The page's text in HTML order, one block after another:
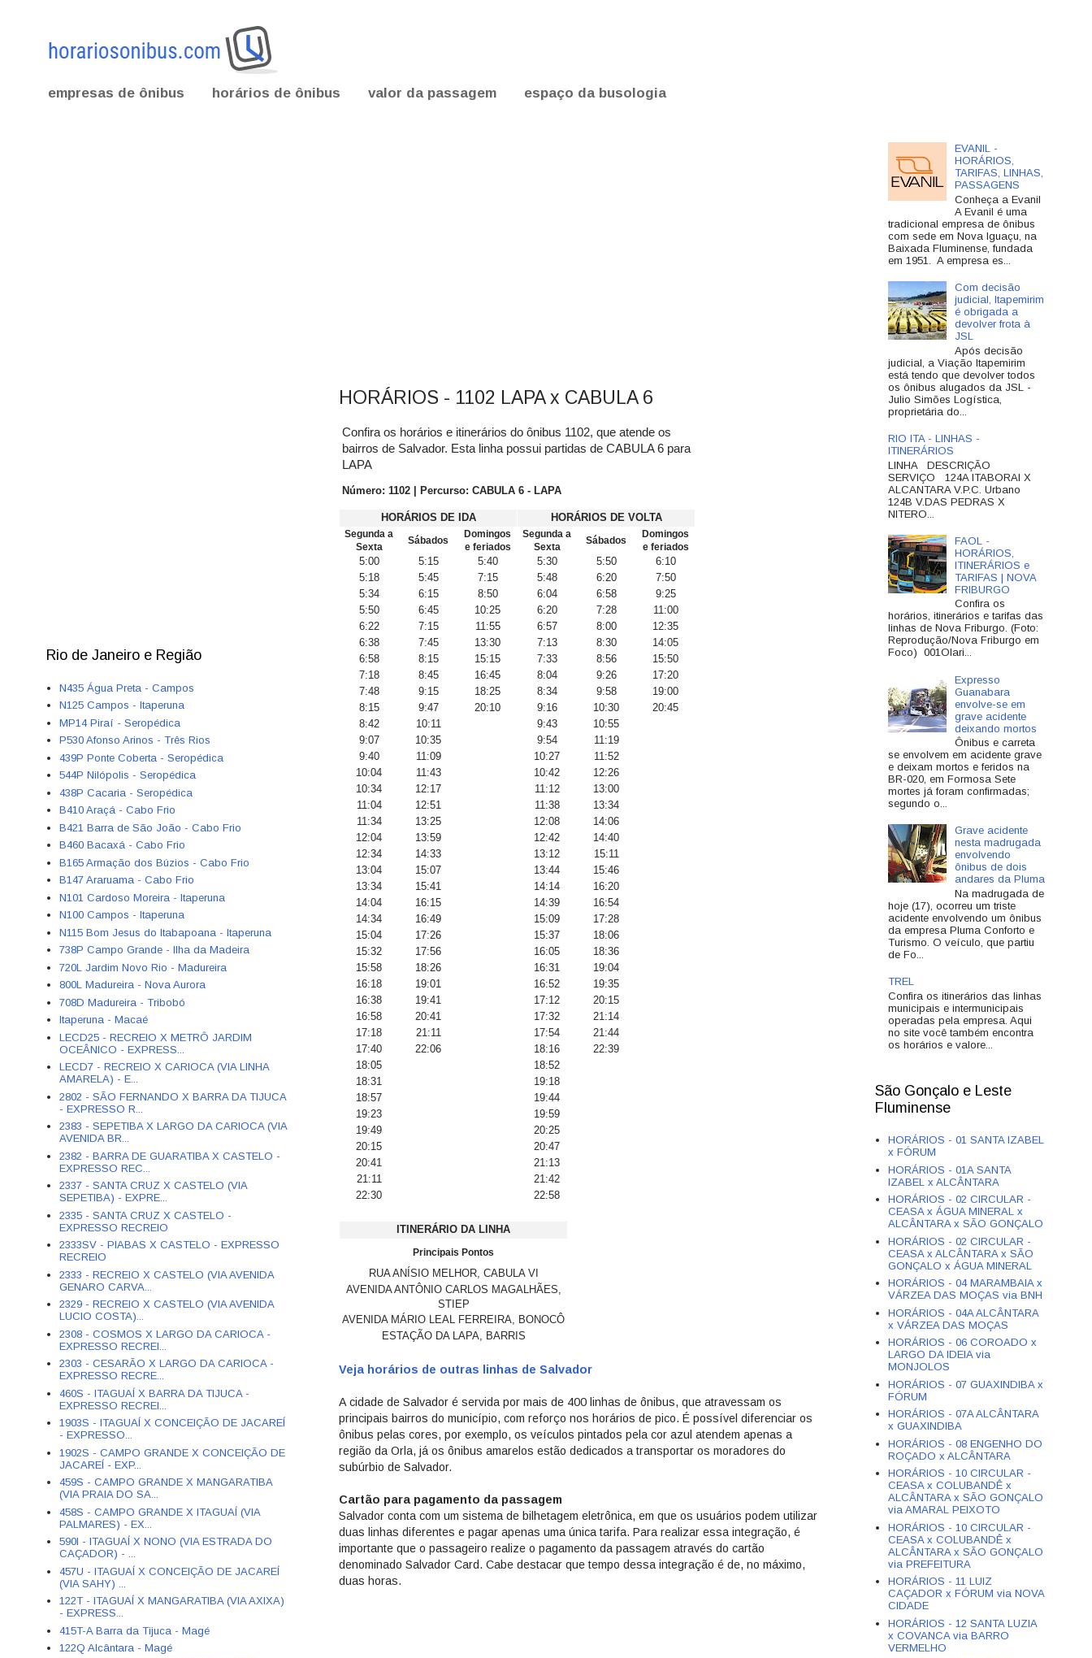
empresas de ônibus horários de ônibus valor da passagem espaço da busologia
HORÁRIOS - 1102 LAPA x CABULA 6
Confira os horários e itinerários do ônibus 1102, que atende os
bairros de Salvador. Esta linha possui partidas de CABULA 6 para
LAPA
Número: 1102 | Percurso: CABULA 6 - LAPA
HORÁRIOS DE IDA HORÁRIOS DE VOLTA
Segunda a
Sexta
Sábados
Domingos
e feriados
Segunda a
Sexta
Sábados
Domingos
e feriados
5:00 5:15 5:40 5:30 5:50
6:10
5:18
5:45 7:15 5:48 6:20
7:50
5:34
6:15 8:50 6:04 6:58
9:25
5:50
6:45 10:25 6:20 7:28
11:00
6:22
7:15 11:55 6:57 8:00
12:35
6:38
7:45 13:30 7:13 8:30
14:05
6:58
8:15 15:15 7:33 8:56
15:50
7:18
8:45 16:45 8:04 9:26
17:20
7:48
9:15 18:25 8:34 9:58
19:00
8:15
9:47 20:10 9:16 10:30
20:45
8:42
10:11 9:43
10:55
9:07
10:35 9:54
11:19
9:40
11:09 10:27
11:52
10:04
11:43 10:42
12:26
10:34
12:17 11:12
13:00
11:04
12:51 11:38
13:34
11:34
13:25 12:08
14:06
12:04
13:59 12:42
14:40
12:34
14:33 13:12
15:11
13:04
15:07 13:44
15:46
13:34
15:41 14:14
16:20
14:04
16:15 14:39
16:54
14:34
16:49 15:09
17:28
15:04
17:26 15:37
18:06
15:32
17:56 16:05
18:36
15:58
18:26 16:31
19:04
16:18
19:01 16:52
19:35
16:38
19:41 17:12
20:15
16:58
20:41 17:32
21:14
17:18
21:11 17:54
21:44
17:40
22:06 18:16
22:39
18:05
18:52
18:31
19:18
18:57
19:44
19:23
19:59
19:49
20:25
20:15
20:47
20:41
21:13
21:11
21:42
22:30
22:58
ITINERÁRIO DA LINHA
Principais Pontos
RUA ANÍSIO MELHOR, CABULA VI
AVENIDA ANTÔNIO CARLOS MAGALHÃES,
STIEP
AVENIDA MÁRIO LEAL FERREIRA, BONOCÔ
ESTAÇÃO DA LAPA, BARRIS
Veja horários de outras linhas de Salvador
A cidade de Salvador é servida por mais de 400 linhas de ônibus, que atravessam os
principais bairros do município, com reforço nos horários de pico. É possível diferenciar os
ônibus pelas cores, por exemplo, os veículos pintados pela cor azul atendem apenas a
região da Orla, já os ônibus amarelos estão dedicados a transportar os moradores do
subúrbio de Salvador.
Cartão para pagamento da passagem
Salvador conta com um sistema de bilhetagem eletrônica, em que os usuários podem utilizar
duas linhas diferentes e pagar apenas uma única tarifa. Para realizar essa integração, é
importante que o passageiro realize o pagamento da passagem através do cartão
denominado Salvador Card. Cabe destacar que tempo dessa integração é de, no máximo,
duas horas.
Rio de Janeiro e Região
N435 Água Preta - Campos
N125 Campos - Itaperuna
MP14 Piraí - Seropédica
P530 Afonso Arinos - Três Rios
439P Ponte Coberta - Seropédica
544P Nilópolis - Seropédica
438P Cacaria - Seropédica
B410 Araçá - Cabo Frio
B421 Barra de São João - Cabo Frio
B460 Bacaxá - Cabo Frio
B165 Armação dos Búzios - Cabo Frio
B147 Araruama - Cabo Frio
N101 Cardoso Moreira - Itaperuna
N100 Campos - Itaperuna
N115 Bom Jesus do Itabapoana - Itaperuna
738P Campo Grande - Ilha da Madeira
720L Jardim Novo Rio - Madureira
800L Madureira - Nova Aurora
708D Madureira - Tribobó
Itaperuna - Macaé
LECD25 - RECREIO X METRÔ JARDIM
OCEÂNICO - EXPRESS...
LECD7 - RECREIO X CARIOCA (VIA LINHA
AMARELA) - E...
2802 - SÃO FERNANDO X BARRA DA TIJUCA
- EXPRESSO R...
2383 - SEPETIBA X LARGO DA CARIOCA (VIA
AVENIDA BR...
2382 - BARRA DE GUARATIBA X CASTELO -
EXPRESSO REC...
2337 - SANTA CRUZ X CASTELO (VIA
SEPETIBA) - EXPRE...
2335 - SANTA CRUZ X CASTELO -
EXPRESSO RECREIO
2333SV - PIABAS X CASTELO - EXPRESSO
RECREIO
2333 - RECREIO X CASTELO (VIA AVENIDA
GENARO CARVA...
2329 - RECREIO X CASTELO (VIA AVENIDA
LUCIO COSTA)...
2308 - COSMOS X LARGO DA CARIOCA -
EXPRESSO RECREI...
2303 - CESARÃO X LARGO DA CARIOCA -
EXPRESSO RECRE...
460S - ITAGUAÍ X BARRA DA TIJUCA -
EXPRESSO RECREI...
1903S - ITAGUAÍ X CONCEIÇÃO DE JACAREÍ
- EXPRESSO...
1902S - CAMPO GRANDE X CONCEIÇÃO DE
JACAREÍ - EXP...
459S - CAMPO GRANDE X MANGARATIBA
(VIA PRAIA DO SA...
458S - CAMPO GRANDE X ITAGUAÍ (VIA
PALMARES) - EX...
590I - ITAGUAÍ X NONO (VIA ESTRADA DO
CAÇADOR) - ...
457U - ITAGUAÍ X CONCEIÇÃO DE JACAREÍ
(VIA SAHY) ...
122T - ITAGUAÍ X MANGARATIBA (VIA AXIXA)
- EXPRESS...
415T-A Barra da Tijuca - Magé
122Q Alcântara - Magé
EVANIL -
HORÁRIOS,
TARIFAS, LINHAS,
PASSAGENS
Conheça a Evanil
A Evanil é uma
tradicional empresa de ônibus
com sede em Nova Iguaçu, na
Baixada Fluminense, fundada
em 1951. A empresa es...
Com decisão
judicial, Itapemirim
é obrigada a
devolver frota à
JSL
Após decisão
judicial, a Viação Itapemirim
está tendo que devolver todos
os ônibus alugados da JSL -
Julio Simões Logística,
proprietária do...
RIO ITA - LINHAS -
ITINERÁRIOS
LINHA DESCRIÇÃO
SERVIÇO 124A ITABORAI X
ALCANTARA V.P.C. Urbano
124B V.DAS PEDRAS X
NITERO...
FAOL -
HORÁRIOS,
ITINERÁRIOS e
TARIFAS | NOVA
FRIBURGO
Confira os
horários, itinerários e tarifas das
linhas de Nova Friburgo. (Foto:
Reprodução/Nova Friburgo em
Foco) 001Olari...
Expresso
Guanabara
envolve-se em
grave acidente
deixando mortos
Ônibus e carreta
se envolvem em acidente grave
e deixam mortos e feridos na
BR-020, em Formosa Sete
mortes já foram confirmadas;
segundo o...
Grave acidente
nesta madrugada
envolvendo
ônibus de dois
andares da Pluma
Na madrugada de
hoje (17), ocorreu um triste
acidente envolvendo um ônibus
da empresa Pluma Conforto e
Turismo. O veículo, que partiu
de Fo...
TREL
Confira os itinerários das linhas
municipais e intermunicipais
operadas pela empresa. Aqui
no site você também encontra
os horários e valore...
São Gonçalo e Leste
Fluminense
HORÁRIOS - 01 SANTA IZABEL
x FÓRUM
HORÁRIOS - 01A SANTA
IZABEL x ALCÂNTARA
HORÁRIOS - 02 CIRCULAR -
CEASA x ÁGUA MINERAL x
ALCÂNTARA x SÃO GONÇALO
HORÁRIOS - 02 CIRCULAR -
CEASA x ALCÂNTARA x SÃO
GONÇALO x ÁGUA MINERAL
HORÁRIOS - 04 MARAMBAIA x
VÁRZEA DAS MOÇAS via BNH
HORÁRIOS - 04A ALCÂNTARA
x VÁRZEA DAS MOÇAS
HORÁRIOS - 06 COROADO x
LARGO DA IDEIA via
MONJOLOS
HORÁRIOS - 07 GUAXINDIBA x
FÓRUM
HORÁRIOS - 07A ALCÂNTARA
x GUAXINDIBA
HORÁRIOS - 08 ENGENHO DO
ROÇADO x ALCÂNTARA
HORÁRIOS - 10 CIRCULAR -
CEASA x COLUBANDÊ x
ALCÂNTARA x SÃO GONÇALO
via AMARAL PEIXOTO
HORÁRIOS - 10 CIRCULAR -
CEASA x COLUBANDÊ x
ALCÂNTARA x SÃO GONÇALO
via PREFEITURA
HORÁRIOS - 11 LUIZ
CAÇADOR x FÓRUM via NOVA
CIDADE
HORÁRIOS - 12 SANTA LUZIA
x COVANCA via BARRO
VERMELHO